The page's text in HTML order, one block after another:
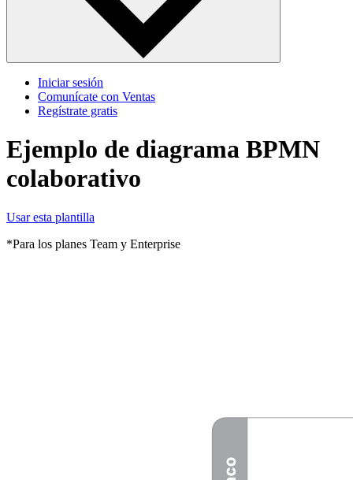
Iniciar sesión
Comunícate con Ventas
Regístrate gratis
Ejemplo de diagrama BPMN
colaborativo
Usar esta plantilla
*Para los planes Team y Enterprise